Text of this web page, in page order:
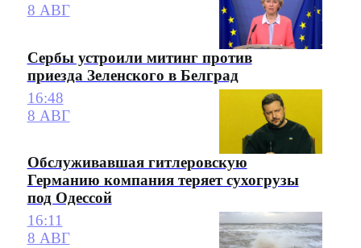
8 АВГ
Сербы устроили митинг против
приезда Зеленского в Белград
16:48
8 АВГ
Обслуживавшая гитлеровскую
Германию компания теряет сухогрузы
под Одессой
16:11
8 АВГ